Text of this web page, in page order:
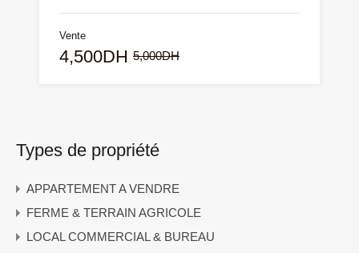
Vente
4,500DH 5,000DH
Types de propriété
APPARTEMENT A VENDRE
FERME & TERRAIN AGRICOLE
LOCAL COMMERCIAL & BUREAU